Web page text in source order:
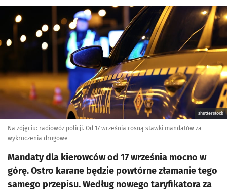
Kliknij, aby powiększyć
shutterstock
Na zdjęciu: radiowóz policji. Od 17 września rosną stawki mandatów za
wykroczenia drogowe
Mandaty dla kierowców od 17 września mocno w
górę. Ostro karane będzie powtórne złamanie tego
samego przepisu. Według nowego taryfikatora za